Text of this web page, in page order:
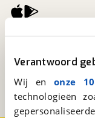
Verantwoord
Wij en onze
technologieën
Kosterijland
3981 AJ
Een initiatief
BOVAG